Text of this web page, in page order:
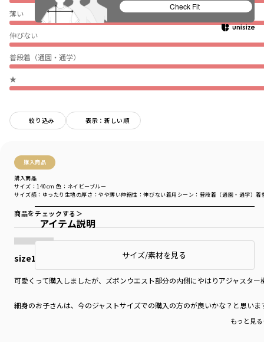
薄い
伸びない
普段着（通園・通学）
★
絞り込み 表示：新しい順
購入商品
購入商品
サイズ感 ：ゆったり 生地の厚さ ：やや薄い伸縮性 ：伸びない着用シーン ：普段着（通園・通学）着
サイズ：140cm 色：ネイビーブルー
商品をチェックする＞
size140
可愛くって購入しましたが、ズボンウエスト部分の内側にやはりアジャスタ
細身のお子さんは、今のジャストサイズでの購入の方のが良いかな？と思いま
もっと見
アイテム説明
サイズ/素材を見る
Check Fit